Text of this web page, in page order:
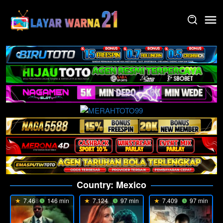
content
Country: Mexico
7.468 146 min 7.124 97 min 7.409 97 min